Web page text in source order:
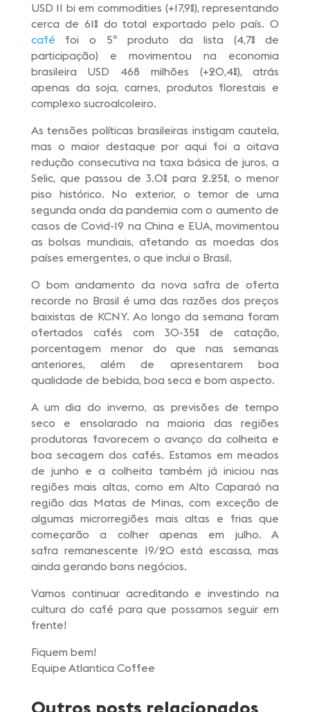
USD 11 bi em commodities (+17,9%), representando
cerca de 61% do total exportado pelo país. O
café foi o 5º produto da lista (4,7% de
participação) e movimentou na economia
brasileira USD 468 milhões (+20,4%), atrás
apenas da soja, carnes, produtos florestais e
complexo sucroalcoleiro.
As tensões políticas brasileiras instigam cautela,
mas o maior destaque por aqui foi a oitava
redução consecutiva na taxa básica de juros, a
Selic, que passou de 3.0% para 2.25%, o menor
piso histórico. No exterior, o temor de uma
segunda onda da pandemia com o aumento de
casos de Covid-19 na China e EUA, movimentou
as bolsas mundiais, afetando as moedas dos
países emergentes, o que inclui o Brasil.
O bom andamento da nova safra de oferta
recorde no Brasil é uma das razões dos preços
baixistas de KCNY. Ao longo da semana foram
ofertados cafés com 30-35% de catação,
porcentagem menor do que nas semanas
anteriores, além de apresentarem boa
qualidade de bebida, boa seca e bom aspecto.
A um dia do inverno, as previsões de tempo
seco e ensolarado na maioria das regiões
produtoras favorecem o avanço da colheita e
boa secagem dos cafés. Estamos em meados
de junho e a colheita também já iniciou nas
regiões mais altas, como em Alto Caparaó na
região das Matas de Minas, com exceção de
algumas microrregiões mais altas e frias que
começarão a colher apenas em julho. A
safra remanescente 19/20 está escassa, mas
ainda gerando bons negócios.
Vamos continuar acreditando e investindo na
cultura do café para que possamos seguir em
frente!
Fiquem bem!
Equipe Atlantica Coffee